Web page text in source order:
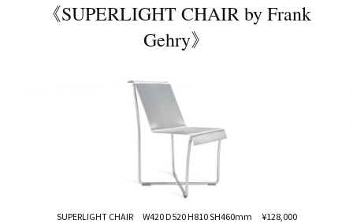
《SUPERLIGHT CHAIR by Frank
Gehry》
SUPERLIGHT CHAIR W420 D520 H810 SH460mm ¥128,000